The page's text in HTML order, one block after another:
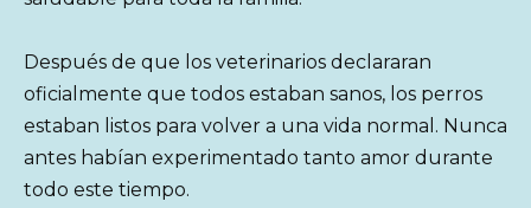
Después de que los veterinarios declararan
oficialmente que todos estaban sanos, los perros
estaban listos para volver a una vida normal. Nunca
antes habían experimentado tanto amor durante
todo este tiempo.